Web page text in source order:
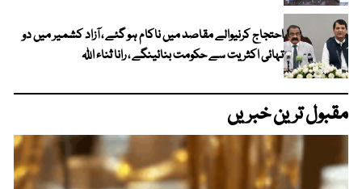
احتجاج کرنیوالے مقاصد میں ناکام ہو گئے ، آزاد کشمیر میں دو
تہائی اکثریت سے حکومت بنائینگے ، رانا ثناء اللہ
مقبول ترین خبریں